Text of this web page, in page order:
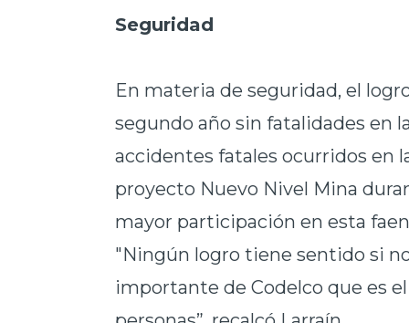
Seguridad
En materia de seguridad, el
segundo año sin fatalidades en
accidentes fatales ocurridos en
proyecto Nuevo Nivel Mina
mayor participación en esta
"Ningún logro tiene sentido si
importante de Codelco que es